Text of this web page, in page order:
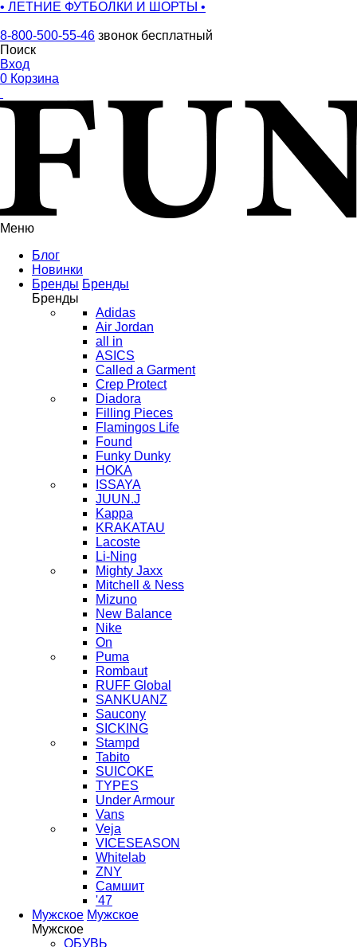
• ЛЕТНИЕ ФУТБОЛКИ И ШОРТЫ •
8-800-500-55-46 звонок бесплатный
Поиск
Вход
0 Корзина
Меню
Блог
Новинки
Бренды Бренды
Бренды
Adidas
Air Jordan
all in
ASICS
Called a Garment
Crep Protect
Diadora
Filling Pieces
Flamingos Life
Found
Funky Dunky
HOKA
ISSAYA
JUUN.J
Kappa
KRAKATAU
Lacoste
Li-Ning
Mighty Jaxx
Mitchell & Ness
Mizuno
New Balance
Nike
On
Puma
Rombaut
RUFF Global
SANKUANZ
Saucony
SICKING
Stampd
Tabito
SUICOKE
TYPES
Under Armour
Vans
Veja
VICESEASON
Whitelab
ZNY
Самшит
'47
Мужское Мужское
Мужское
ОБУВЬ